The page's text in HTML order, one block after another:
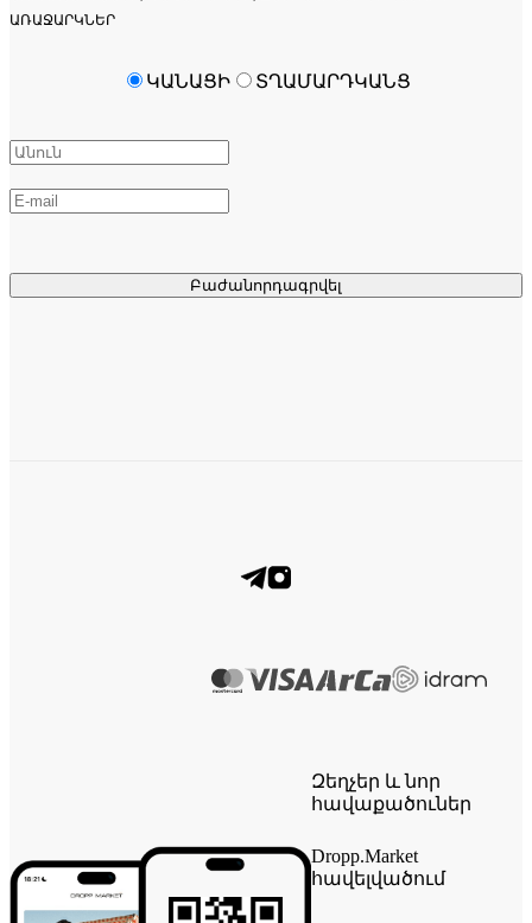
ՌԱՋԱՐԿՆԵՐ
Բաժանորդագրվել
ԿԱՆԱՑԻ ՏՂԱՄԱՐԴԿԱՆՑ
Զեղչեր և նոր
հավաքածուներ
Dropp.Market
հավելվածում